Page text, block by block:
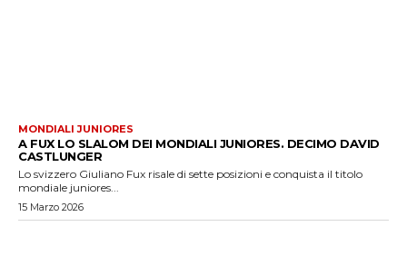
MONDIALI JUNIORES
A FUX LO SLALOM DEI MONDIALI JUNIORES. DECIMO DAVID
CASTLUNGER
Lo svizzero Giuliano Fux risale di sette posizioni e conquista il titolo
mondiale juniores...
15 Marzo 2026